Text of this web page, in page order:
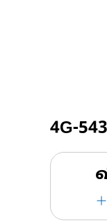
4G-